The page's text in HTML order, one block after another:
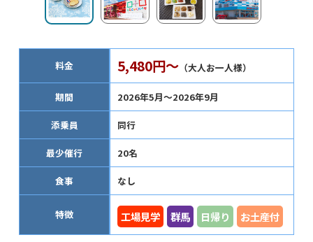
料金 5,480円～ （大人お一人様）
期間 2026年5月～2026年9月
添乗員 同行
最少催行 20名
食事 なし
特徴 工場見学 群馬 日帰り お土産付